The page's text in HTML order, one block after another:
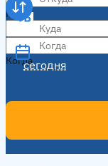
Куда
Когда
сегодня
Когда